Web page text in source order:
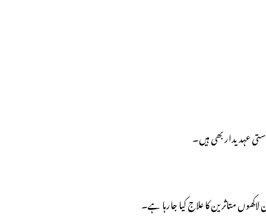
عہدیدار بھی ہیں۔
متاثرین کا علاج کیا جارہا ہے۔